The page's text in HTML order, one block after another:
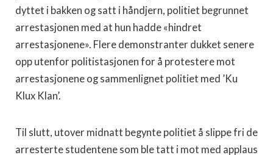
dyttet i bakken og satt i håndjern, politiet begrunnet
arrestasjonen med at hun hadde «hindret
arrestasjonene». Flere demonstranter dukket senere
opp utenfor politistasjonen for å protestere mot
arrestasjonene og sammenlignet politiet med ’Ku
Klux Klan’.
Til slutt, utover midnatt begynte politiet å slippe fri de
arresterte studentene som ble tatt i mot med applaus